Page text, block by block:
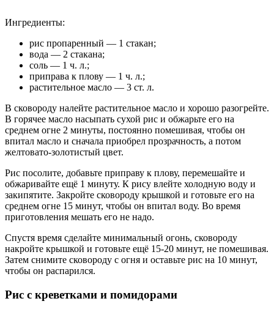
Ингредиенты:
рис пропаренный — 1 стакан;
вода — 2 стакана;
соль — 1 ч. л.;
приправа к плову — 1 ч. л.;
растительное масло — 3 ст. л.
В сковороду налейте растительное масло и хорошо разогрейте.
В горячее масло насыпать сухой рис и обжарьте его на
среднем огне 2 минуты, постоянно помешивая, чтобы он
впитал масло и сначала приобрел прозрачность, а потом
желтовато-золотистый цвет.
Рис посолите, добавьте приправу к плову, перемешайте и
обжаривайте ещё 1 минуту. К рису влейте холодную воду и
закипятите. Закройте сковороду крышкой и готовьте его на
среднем огне 15 минут, чтобы он впитал воду. Во время
приготовления мешать его не надо.
Спустя время сделайте минимальный огонь, сковороду
накройте крышкой и готовьте ещё 15-20 минут, не помешивая.
Затем снимите сковороду с огня и оставьте рис на 10 минут,
чтобы он распарился.
Рис с креветками и помидорами